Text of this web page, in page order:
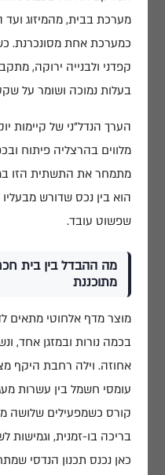
מערכת בבית, מהמיזוג
כמערכת אחת מסונכרנת.
קפדני ולבנייה ירוקה,
בעלות נמוכה ושומר על
הערך הנדל"ני של קיימות
מלווים בהרצליה פיתוח
מתמחר את התשתית הזו
הוא בין נכס שדורש מבעליו
שפשוט עובד.
מה ההבדל בין בית חכם
מתוכננת
מוצר מדף אלחוטי מתאים
בכמה נורות ובמזגן אחד,
אחוזה. וילה רחבת היקף
עומסי חשמל בין עשרות
קורס כשמפעילים שלושה
בריכה בו-זמנית, וגמישות
כאן נכנס תכנון הנדסי